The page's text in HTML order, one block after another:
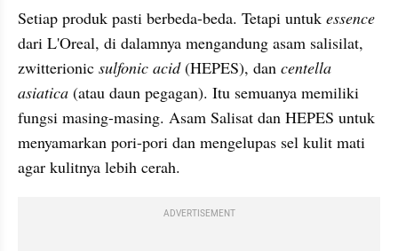
Setiap produk pasti berbeda-beda. Tetapi untuk essence
dari L'Oreal
zwitterionic sulfonic acid (HEPES), dan centella
asiatica (atau daun pegagan). Itu semuanya memiliki
fungsi masing-masing. Asam Salisat dan HEPES untuk
menyamarkan pori-pori dan mengelupas sel kulit mati
agar kulitnya lebih cerah.
ADVERTISEMENT